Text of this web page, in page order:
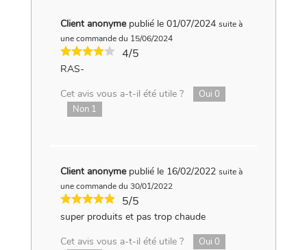
Client anonyme publié le 01/07/2024 suite à
une commande du 15/06/2024
4/5
RAS-
Cet avis vous a-t-il été utile ?
Oui 0
Non 1
Client anonyme publié le 16/02/2022 suite à
une commande du 30/01/2022
5/5
super produits et pas trop chaude
Cet avis vous a-t-il été utile ?
Oui 0